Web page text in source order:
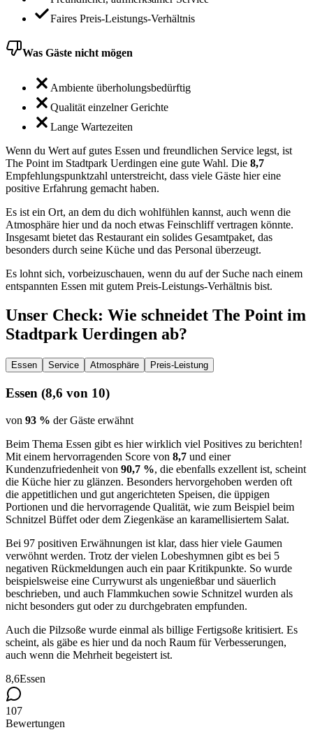
Faires Preis-Leistungs-Verhältnis
Was Gäste nicht mögen
Ambiente überholungsbedürftig
Qualität einzelner Gerichte
Lange Wartezeiten
Wenn du Wert auf gutes Essen und freundlichen Service legst, ist
The Point im Stadtpark Uerdingen eine gute Wahl. Die 8,7
Empfehlungspunktzahl unterstreicht, dass viele Gäste hier eine
positive Erfahrung gemacht haben.
Es ist ein Ort, an dem du dich wohlfühlen kannst, auch wenn die
Atmosphäre hier und da noch etwas Feinschliff vertragen könnte.
Insgesamt bietet das Restaurant ein solides Gesamtpaket, das
besonders durch seine Küche und das Personal überzeugt.
Es lohnt sich, vorbeizuschauen, wenn du auf der Suche nach einem
entspannten Essen mit gutem Preis-Leistungs-Verhältnis bist.
Unser Check: Wie schneidet The Point im
Stadtpark Uerdingen ab?
Essen Service Atmosphäre Preis-Leistung
Essen (8,6 von 10)
von 93 % der Gäste erwähnt
Beim Thema Essen gibt es hier wirklich viel Positives zu berichten!
Mit einem hervorragenden Score von 8,7 und einer
Kundenzufriedenheit von 90,7 %, die ebenfalls exzellent ist, scheint
die Küche hier zu glänzen. Besonders hervorgehoben werden oft
die appetitlichen und gut angerichteten Speisen, die üppigen
Portionen und die hervorragende Qualität, wie zum Beispiel beim
Schnitzel Büffet oder dem Ziegenkäse an karamellisiertem Salat.
Bei 97 positiven Erwähnungen ist klar, dass hier viele Gaumen
verwöhnt werden. Trotz der vielen Lobeshymnen gibt es bei 5
negativen Rückmeldungen auch ein paar Kritikpunkte. So wurde
beispielsweise eine Currywurst als ungenießbar und säuerlich
beschrieben, und auch Flammkuchen sowie Schnitzel wurden als
nicht besonders gut oder zu durchgebraten empfunden.
Auch die Pilzsoße wurde einmal als billige Fertigsoße kritisiert. Es
scheint, als gäbe es hier und da noch Raum für Verbesserungen,
auch wenn die Mehrheit begeistert ist.
8,6Essen
107
Bewertungen